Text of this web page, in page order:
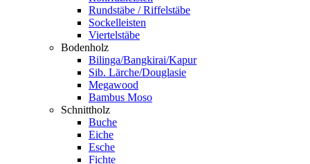
Rundstäbe / Riffelstäbe
Sockelleisten
Viertelstäbe
Bodenholz
Bilinga/Bangkirai/Kapur
Sib. Lärche/Douglasie
Megawood
Bambus Moso
Schnittholz
Buche
Eiche
Esche
Fichte